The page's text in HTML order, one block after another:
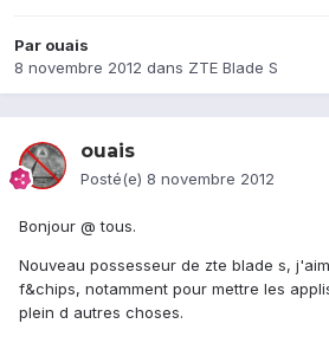
Par ouais
8 novembre 2012 dans ZTE Blade S
ouais
Posté(e) 8 novembre 2012
Bonjour @ tous.
Nouveau possesseur de zte blade s,
f&chips, notamment pour mettre les
plein d autres choses.